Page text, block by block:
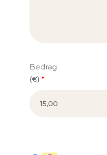
Bedrag
(€)*